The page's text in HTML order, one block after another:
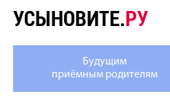
УСЫНОВИТЕ.РУ
Будущим
приёмным родителям